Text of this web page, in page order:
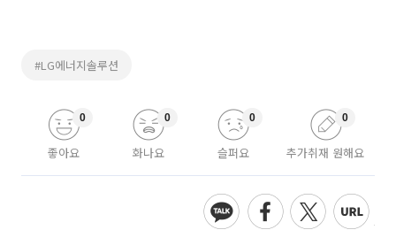
#LG에너지솔루션
좋아요
0
화나요
0
슬퍼요
0
추가취재 원해요
0